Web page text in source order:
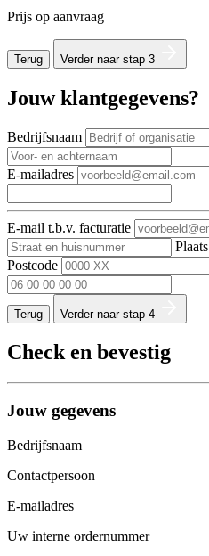
Prijs op aanvraag
Terug Verder naar stap 3
Jouw klantgegevens?
Bedrijfsnaam
E-mailadres
E-mail t.b.v. facturatie
Plaats
Postcode
Terug Verder naar stap 4
Check en bevestig
Jouw gegevens
Bedrijfsnaam
Contactpersoon
E-mailadres
Uw interne ordernummer